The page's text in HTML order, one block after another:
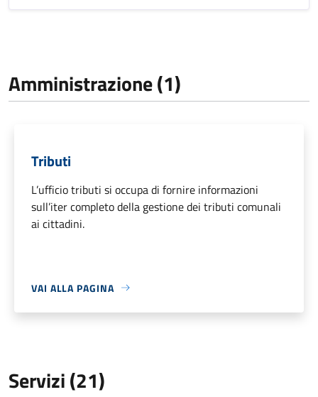
Amministrazione (1)
Tributi
L’ufficio tributi si occupa di fornire informazioni
sull’iter completo della gestione dei tributi comunali
ai cittadini.
VAI ALLA PAGINA
Servizi (21)